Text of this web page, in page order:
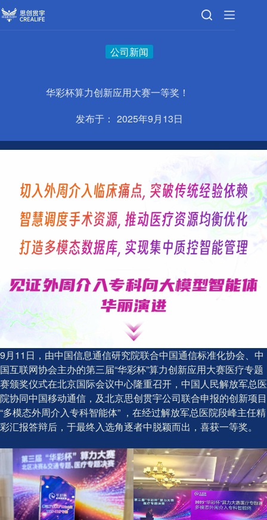
跳
至
公司新闻
华彩杯算力创新应用大赛一等奖！
发布于： 2025年9月13日
9月11日，由中国信息通信研究院联合中国通信标准化协会、中
国互联网协会主办的第三届“华彩杯”算力创新应用大赛医疗专题
赛颁奖仪式在北京国际会议中心隆重召开，中国人民解放军总医
院协同中国移动通信，及北京思创贯宇公司联合申报的创新项目
“多模态外周介入专科智能体” ，在经过解放军总医院段峰主任精
彩汇报答辩后，于最终入选角逐者中脱颖而出，喜获一等奖。